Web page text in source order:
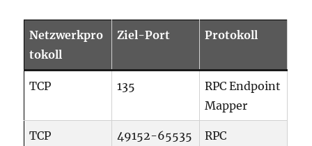
Netzwerkpro
tokoll
Ziel-Port Protokoll
TCP 135
RPC Endpoint
Mapper
TCP 49152-65535
RPC